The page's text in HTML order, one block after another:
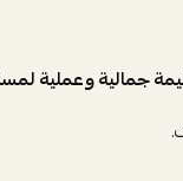
جمالية وعملية